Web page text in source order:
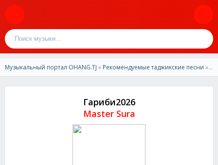
Музыкальный портал OHANG.TJ » Рекомендуемые таджикские песни » Master Sura -Гариби2026
Гариби2026
Master Sura